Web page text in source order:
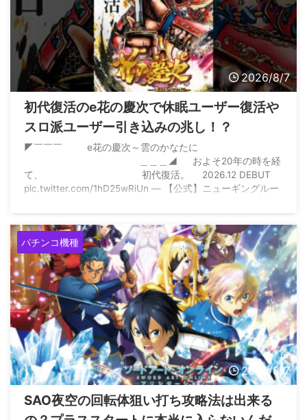
2026/8/7
初代復活のe花の慶次で休眠ユーザー復活や
スロ派ユーザー引き込みの兆し！？
◤￣￣￣ e花の慶次～雲のかなたに
＿＿＿◢ およそ20年の時を経
て、 初代復活。 2026.12 DEBUT
pic.twitter.com/1hD25wRiUn — 【公式】ニューギングルー
パチンコ機種
2026/8/7
SAO夜空の回転体狙い打ち攻略法は出来る